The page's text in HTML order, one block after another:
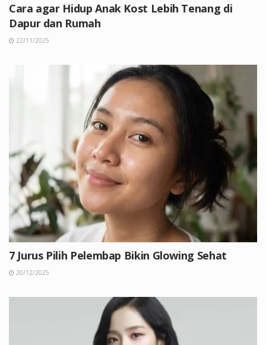
Cara agar Hidup Anak Kost Lebih Tenang di
Dapur dan Rumah
22/11/2025
7 Jurus Pilih Pelembap Bikin Glowing Sehat
20/12/2025